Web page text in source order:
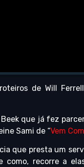
de Will
que já fez
Sami de “Vem
que presta um
recorre a